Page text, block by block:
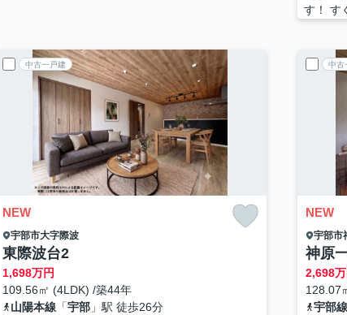
す！ す
中古一戸建
NEW
宇部市大字際波
東際波台2
1,698万円
109.56㎡ (4LDK) /築44年
山陽本線「宇部」駅 徒歩26分
中古
NEW
宇部市
神原
2,698
128.07
宇部線